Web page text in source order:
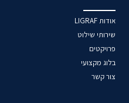
אודות LIGRAF
שירותי שילוט
פרויקטים
בלוג מקצועי
צור קשר